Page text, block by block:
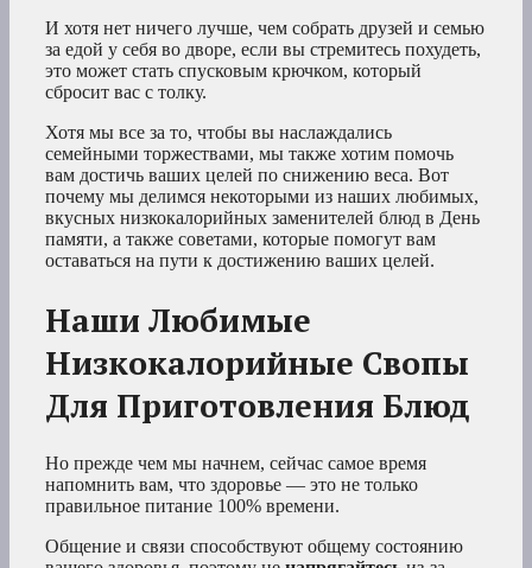
И хотя нет ничего лучше, чем собрать друзей и семью
за едой у себя во дворе, если вы стремитесь похудеть,
это может стать спусковым крючком, который
сбросит вас с толку.
Хотя мы все за то, чтобы вы наслаждались
семейными торжествами, мы также хотим помочь
вам достичь ваших целей по снижению веса. Вот
почему мы делимся некоторыми из наших любимых,
вкусных низкокалорийных заменителей блюд в День
памяти, а также советами, которые помогут вам
оставаться на пути к достижению ваших целей.
Наши Любимые
Низкокалорийные Свопы
Для Приготовления Блюд
Но прежде чем мы начнем, сейчас самое время
напомнить вам, что здоровье — это не только
правильное питание 100% времени.
Общение и связи способствуют общему состоянию